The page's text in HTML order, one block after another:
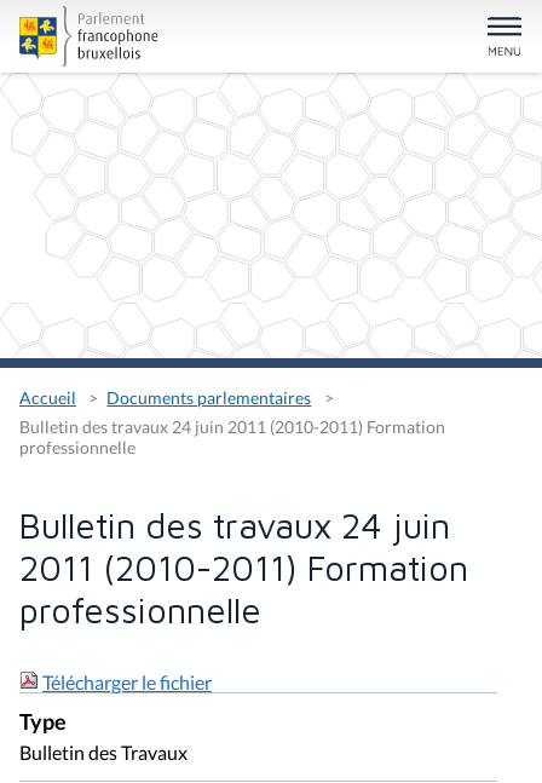
Accueil
Documents parlementaires
Bulletin des travaux 24 juin 2011 (2010-2011) Formation
professionnelle
Bulletin des travaux 24 juin
2011 (2010-2011) Formation
professionnelle
Télécharger le fichier
Type
Bulletin des Travaux